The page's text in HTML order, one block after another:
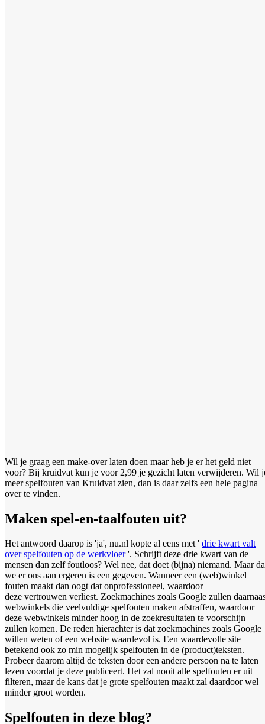
Wil je graag een make-over laten doen maar heb je er het geld niet
voor? Bij kruidvat kun je voor 2,99 je gezicht laten verwijderen. Wil
meer spelfouten van Kruidvat zien, dan is daar zelfs een hele pagina
over te vinden.
Maken spel-en-taalfouten uit?
Het antwoord daarop is 'ja', nu.nl kopte al eens met ' drie kwart valt
over spelfouten op de werkvloer'. Schrijft deze drie kwart van de
mensen dan zelf foutloos? Wel nee, dat doet (bijna) niemand. Maar
we er ons aan ergeren is een gegeven. Wanneer een (web)winkel
fouten maakt dan oogt dat onprofessioneel, waardoor
deze vertrouwen verliest. Zoekmachines zoals Google zullen
webwinkels die veelvuldige spelfouten maken afstraffen, waardoor
deze webwinkels minder hoog in de zoekresultaten te voorschijn
zullen komen. De reden hierachter is dat zoekmachines zoals Google
willen weten of een website waardevol is. Een waardevolle site
betekend ook zo min mogelijk spelfouten in de (product)teksten.
Probeer daarom altijd de teksten door een andere persoon na te laten
lezen voordat je deze publiceert. Het zal nooit alle spelfouten er uit
filteren, maar de kans dat je grote spelfouten maakt zal daardoor wel
minder groot worden.
Spelfouten in deze blog?